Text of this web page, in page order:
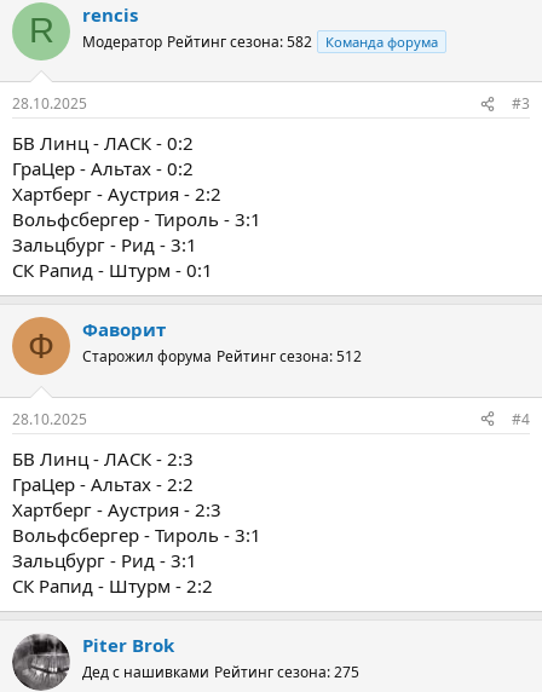
R rencis
Модератор Рейтинг сезона: 582 Команда форума
28.10.2025 #3
БВ Линц - ЛАСК - 0:2
ГраЦер - Альтах - 0:2
Хартберг - Аустрия - 2:2
Вольфсбергер - Тироль - 3:1
Зальцбург - Рид - 3:1
СК Рапид - Штурм - 0:1
Ф Фаворит
Старожил форума Рейтинг сезона: 512
28.10.2025 #4
БВ Линц - ЛАСК - 2:3
ГраЦер - Альтах - 2:2
Хартберг - Аустрия - 2:3
Вольфсбергер - Тироль - 3:1
Зальцбург - Рид - 3:1
СК Рапид - Штурм - 2:2
Piter Brok
Дед с нашивками Рейтинг сезона: 275